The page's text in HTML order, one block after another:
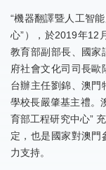
“機器翻譯暨人工智
心”），於2019年12
教育部副部長、國家
府社會文化司司長歐
台辦主任劉錦、澳門
學校長嚴肇基主禮。
育部工程研究中心”
定，也是國家對澳門
力支持。